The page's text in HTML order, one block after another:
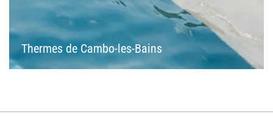
Thermes de Cambo-les-Bains